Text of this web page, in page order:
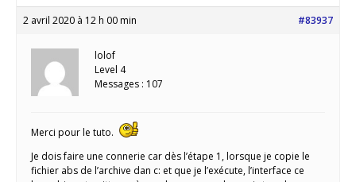
2 avril 2020 à 12 h 00 min #83937
lolof
Level 4
Messages : 107
Merci pour le tuto.
Je dois faire une connerie car dès l’étape 1, lorsque je copie le
fichier abs de l’archive dan c: et que je l’exécute, l’interface ce